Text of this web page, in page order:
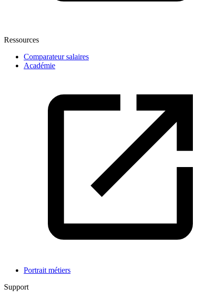
Ressources
Comparateur salaires
Académie
Portrait métiers
Support